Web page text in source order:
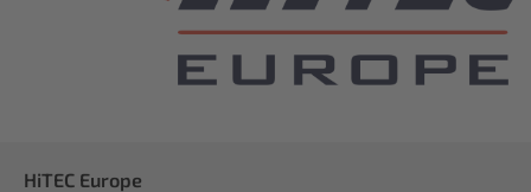
HiTEC Europe